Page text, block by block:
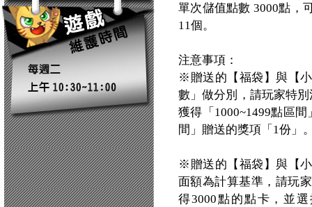
單次儲值點數 3000點，
11個。
注意事項：
※贈送的【福袋】與【
數」做分別，請玩家特
獲得「1000~1499點區
間」贈送的獎項「1份」
※贈送的【福袋】與【
面額為計算基準，請玩
得3000點的點卡，並